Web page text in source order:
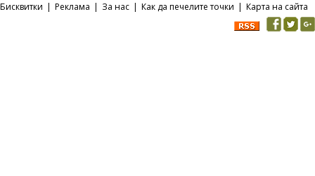
Бисквитки | Реклама | За нас | Как да печелите точки | Карта на сайта